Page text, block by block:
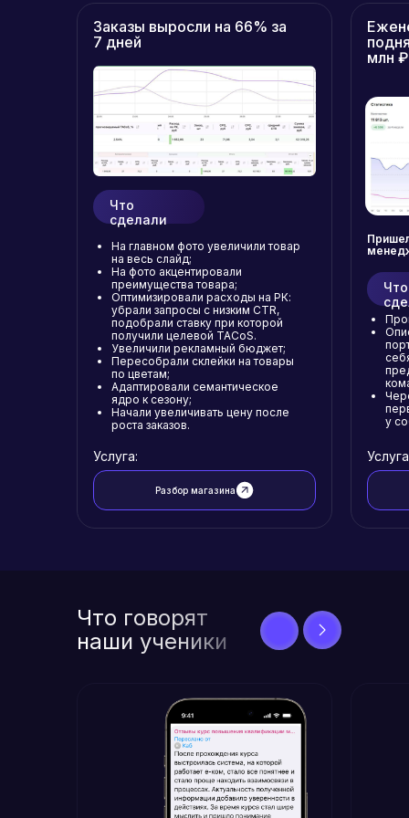
Что
млн
у
Что
сделали
Заказы выросли на 66% за
7 дней
На главном фото увеличили товар
на весь слайд;
На фото акцентировали
преимущества товара;
Оптимизировали расходы на РК:
убрали запросы с низким CTR,
подобрали ставку при которой
получили целевой TACoS.
Увеличили рекламный бюджет;
Пересобрали склейки на товары
по цветам;
Адаптировали семантическое
ядро к сезону;
Начали увеличивать цену после
роста заказов.
Услуга:
Разбор магазина
Что говорят
наши ученики